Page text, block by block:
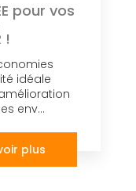
pour vos
!
idéale
env...
plus